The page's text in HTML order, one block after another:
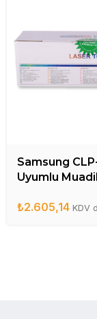
Samsung
Uyumlu
₺2.605,14 KDV